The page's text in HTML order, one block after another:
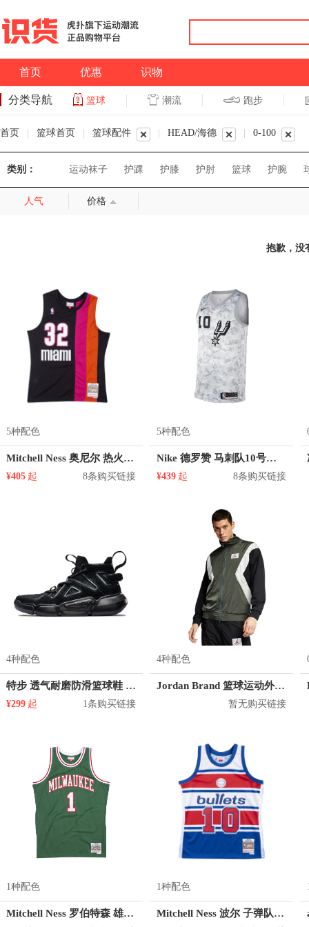
首页 优惠 识物
分类导航 篮球 潮流 跑步
首页 篮球首页 篮球配件 HEAD/海德 0-100
类别： 运动袜子 护踝 护膝 护肘 篮球 护腕
人气 价格
抱歉，没
5种配色
Mitchell Ness 奥尼尔 热火队 32号球衣
¥405 起 8条购买链接
5种配色
Nike 德罗赞 马刺队10号球衣
¥439 起 8条购买链接
4种配色
特步 透气耐磨防滑篮球鞋 880119120087
¥299 起 1条购买链接
4种配色
Jordan Brand 篮球运动外套 AO0555
暂无购买链接
1种配色
Mitchell Ness 罗伯特森 雄鹿队 1号球衣
1种配色
Mitchell Ness 波尔 子弹队 10号球衣